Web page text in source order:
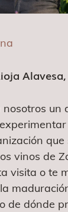
un
vinos de
visita o te
de dónde